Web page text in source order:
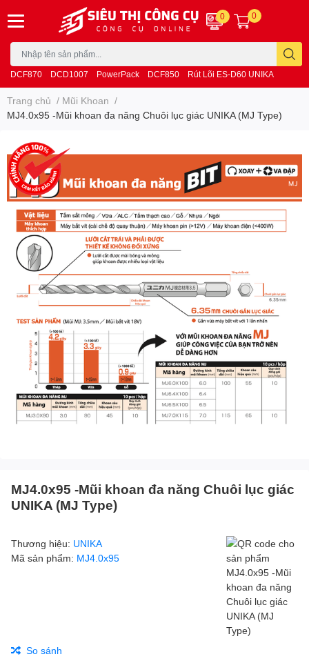
DCF870 DCD1007 PowerPack DCF850 Rút Lõi ES-D60 UNIKA
0 0
Trang chủ / Mũi Khoan /
MJ4.0x95 -Mũi khoan đa năng Chuôi lục giác UNIKA (MJ Type)
MJ4.0x95 -Mũi khoan đa năng Chuôi lục giác
UNIKA (MJ Type)
Thương hiệu: UNIKA
Mã sản phẩm: MJ4.0x95
So sánh